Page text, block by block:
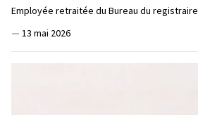
Employée retraitée du Bureau du
— 13 mai 2026